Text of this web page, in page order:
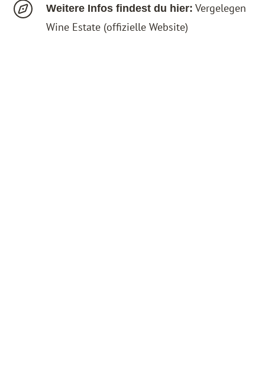
Weitere Infos findest du hier: Vergelegen
Wine Estate (offizielle Website)